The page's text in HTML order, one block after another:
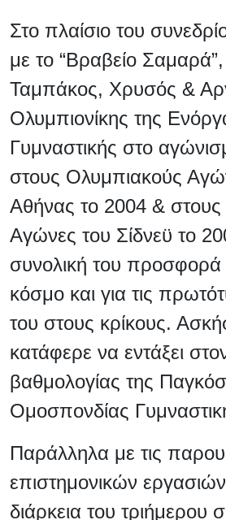
Στο πλαίσιο του
με το “Βραβείο
Ταμπάκος, Χρυσός &
Ολυμπιονίκης της
Γυμναστικής στο
στους Ολυμπιακούς
Αθήνας το 2004 &
Αγώνες του Σίδνεϋ το
συνολική του προσφορά
κόσμο και για τις
του στους κρίκους.
κατάφερε να εντάξει
βαθμολογίας της
Ομοσπονδίας
Παράλληλα με τις
επιστημονικών
διάρκεια του τριήμερου